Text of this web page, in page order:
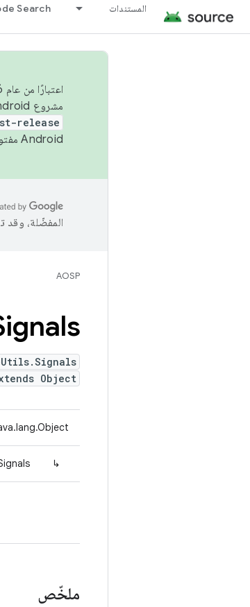
المستندات Search
مشروع Android مفتوح المصدر (AOSP) في الربعَين الثاني والرابع. لبناء مشروع Android مفتوح المصدر والمساهمة فيه، استخدِم
release
Android مفتوح المصدر. لمزيد من المعلومات، يُرجى الاطّلاع على
المفضّلة،
AOSP
Object
↳
ملخّص